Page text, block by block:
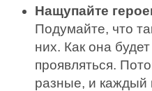
Нащупайте
Подумайте, что
них. Как она
проявляться.
разные, и каждый